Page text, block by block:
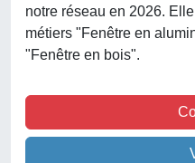
notre réseau en 2026.
métiers "Fenêtre en
"Fenêtre en bois".